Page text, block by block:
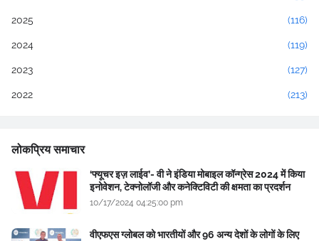
2025 (116)
2024 (119)
2023 (127)
2022 (213)
लोकप्रिय समाचार
‘फ्यूचर इज़ लाईव’- वी ने इंडिया मोबाइल कॉन्ग्रेस 2024 में किया
इनोवेशन, टेक्नोलॉजी और कनेक्टिविटी की क्षमता का प्रदर्शन
10/17/2024 04:25:00 pm
वीएफएस ग्लोबल को भारतीयों और 96 अन्य देशों के लोगों के लिए